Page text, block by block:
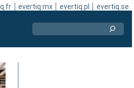
evertiq.mx evertiq.pl evertiq.se